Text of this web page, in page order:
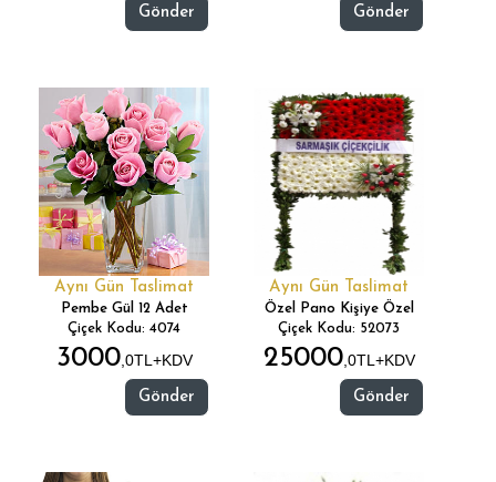
Gönder Gönder
Aynı Gün Taslimat
Pembe Gül 12 Adet
Çiçek Kodu: 4074
3000,0TL+KDV
Gönder
Aynı Gün Taslimat
Özel Pano Kişiye Özel
Çiçek Kodu: 52073
25000,0TL+KDV
Gönder